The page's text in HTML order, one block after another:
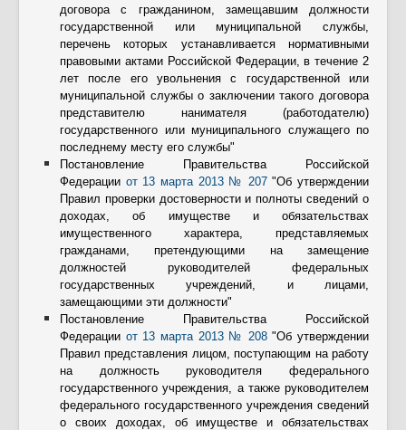
договора с гражданином, замещавшим должности
государственной или муниципальной службы,
перечень которых устанавливается нормативными
правовыми актами Российской Федерации, в течение 2
лет после его увольнения с государственной или
муниципальной службы о заключении такого договора
представителю нанимателя (работодателю)
государственного или муниципального служащего по
последнему месту его службы"
Постановление Правительства Российской
Федерации от 13 марта 2013 № 207"Об утверждении
Правил проверки достоверности и полноты сведений о
доходах, об имуществе и обязательствах
имущественного характера, представляемых
гражданами, претендующими на замещение
должностей руководителей федеральных
государственных учреждений, и лицами,
замещающими эти должности"
Постановление Правительства Российской
Федерации от 13 марта 2013 № 208"Об утверждении
Правил представления лицом, поступающим на работу
на должность руководителя федерального
государственного учреждения, а также руководителем
федерального государственного учреждения сведений
о своих доходах, об имуществе и обязательствах